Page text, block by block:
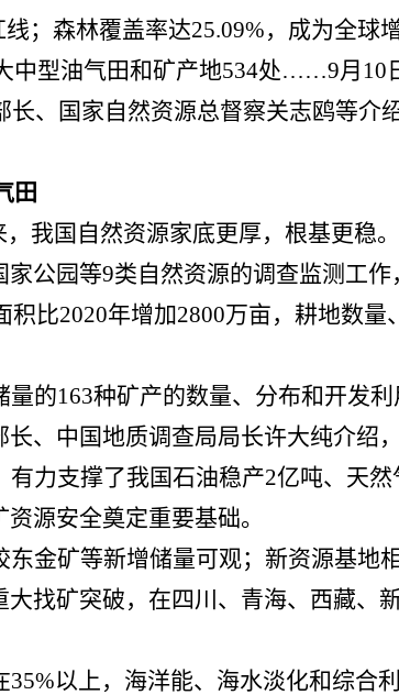
；森林覆盖率达25.09%，成为全球
中型油气田和矿产地534处……9月10
、国家自然资源总督察关志鸥等介
田
，我国自然资源家底更厚，根基更稳
公园等9类自然资源的调查监测工作
积比2020年增加2800万亩，耕地数量
量的163种矿产的数量、分布和开发
、中国地质调查局局长许大纯介绍
力支撑了我国石油稳产2亿吨、天
源安全奠定重要基础。
金矿等新增储量可观；新资源基地
找矿突破，在四川、青海、西藏、
35%以上，海洋能、海水淡化和综合